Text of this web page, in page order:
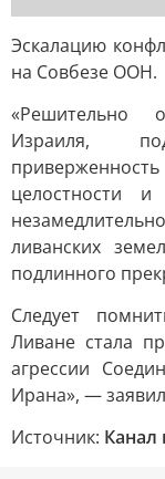
Эскалацию
на Совбезе ООН.
«Решительно
Израиля,
целостности
ливанских
подлинного
Следует
Ливане стала
агрессии
Ирана», —
Источник: